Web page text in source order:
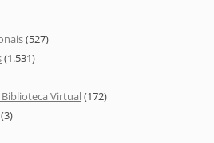
(527)
(1.531)
Virtual(172)
(3)